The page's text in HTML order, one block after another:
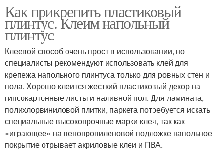
Как прикрепить пластиковый
плинтус. Клеим напольный
плинтус
Клеевой способ очень прост в использовании, но
специалисты рекомендуют использовать клей для
крепежа напольного плинтуса только для ровных стен и
пола. Хорошо клеится жесткий пластиковый декор на
гипсокартонные листы и наливной пол. Для ламината,
полихлорвиниловой плитки, паркета потребуется искать
специальные высокопрочные марки клея, так как
«играющее» на пенопропиленовой подложке напольное
покрытие отрывает акриловые клеи и ПВА.